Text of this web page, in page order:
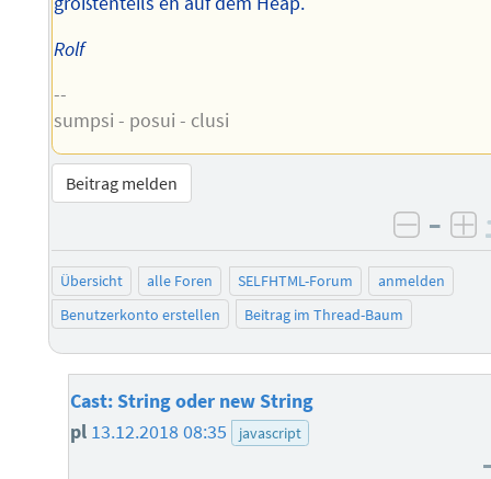
Rolf
--
sumpsi - posui - clusi
Beitrag melden
–
Übersicht alle Foren SELFHTML-Forum
anmelden
Benutzerkonto erstellen
Beitrag im Thread-Baum
Cast: String oder new String
pl 13.12.2018 08:35 javascript